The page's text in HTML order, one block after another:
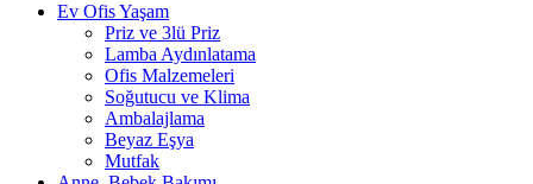
Ev Ofis Yaşam
Priz ve 3lü Priz
Lamba Aydınlatama
Ofis Malzemeleri
Soğutucu ve Klima
Ambalajlama
Beyaz Eşya
Mutfak